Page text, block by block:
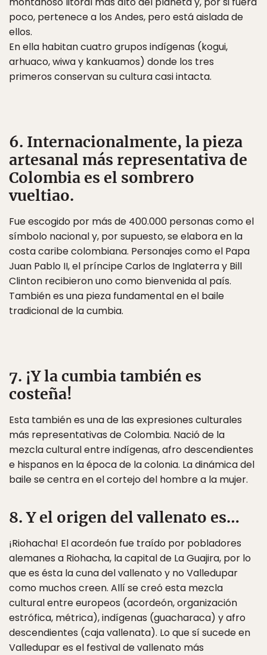
poco, pertenece a los Andes, pero está aislada de
ellos.
En ella habitan cuatro grupos indígenas (kogui,
arhuaco, wiwa y kankuamos) donde los tres
primeros conservan su cultura casi intacta.
6. Internacionalmente, la pieza
artesanal más representativa de
Colombia es el sombrero
vueltiao.
Fue escogido por más de 400.000 personas como el
símbolo nacional y, por supuesto, se elabora en la
costa caribe colombiana. Personajes como el Papa
Juan Pablo II, el príncipe Carlos de Inglaterra y Bill
Clinton recibieron uno como bienvenida al país.
También es una pieza fundamental en el baile
tradicional de la cumbia.
7. ¡Y la cumbia también es
costeña!
Esta también es una de las expresiones culturales
más representativas de Colombia. Nació de la
mezcla cultural entre indígenas, afro descendientes
e hispanos en la época de la colonia. La dinámica del
baile se centra en el cortejo del hombre a la mujer.
8. Y el origen del vallenato es…
¡Riohacha! El acordeón fue traído por pobladores
alemanes a Riohacha, la capital de La Guajira, por lo
que es ésta la cuna del vallenato y no Valledupar
como muchos creen. Allí se creó esta mezcla
cultural entre europeos (acordeón, organización
estrófica, métrica), indígenas (guacharaca) y afro
descendientes (caja vallenata). Lo que sí sucede en
Valledupar es el festival de vallenato más